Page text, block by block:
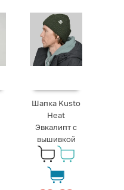
Шапка Kusto
Heat
Эвкалипт с
вышивкой